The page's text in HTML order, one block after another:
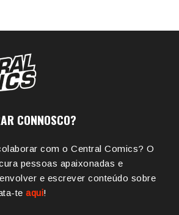
CONNOSCO?
com o Central Comics? O
pessoas apaixonadas e
e escrever conteúdo sobre
te aqui!